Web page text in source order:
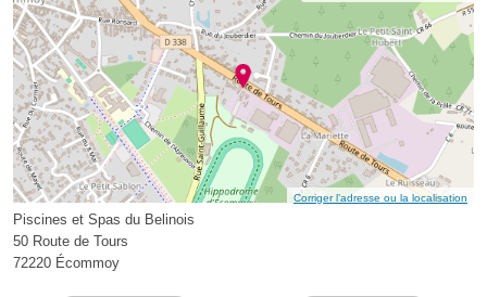
Corriger l’adresse ou la localisation
Piscines et Spas du Belinois
50 Route de Tours
72220 Écommoy